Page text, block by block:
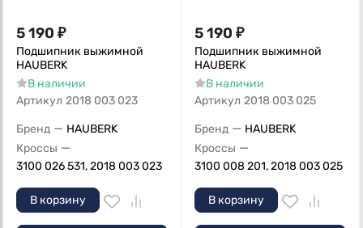
5 190 ₽
Подшипник выжимной
HAUBERK
В наличии
Артикул 2018 003 023
Бренд — HAUBERK
Кроссы —
3100 026 531, 2018 003 023
В корзину
5 190 ₽
Подшипник выжимной
HAUBERK
В наличии
Артикул 2018 003 025
Бренд — HAUBERK
Кроссы —
3100 008 201, 2018 003 025
В корзину